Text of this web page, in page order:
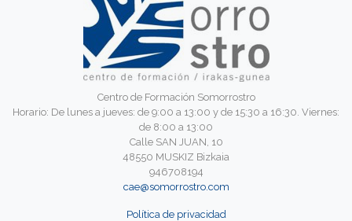
Centro de Formación Somorrostro
Horario: De lunes a jueves: de 9:00 a 13:00 y de 15:30 a 16:30. Viernes:
de 8:00 a 13:00
Calle SAN JUAN, 10
48550 MUSKIZ Bizkaia
946708194
cae@somorrostro.com
Política de privacidad